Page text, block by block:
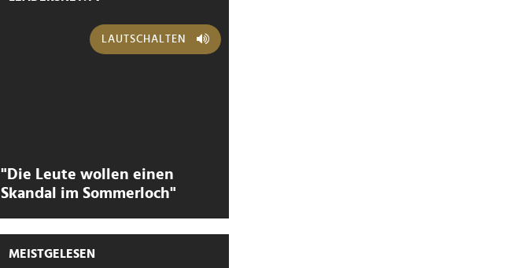
LAUTSCHALTEN
"Die Leute wollen einen
Skandal im Sommerloch"
MEISTGELESEN